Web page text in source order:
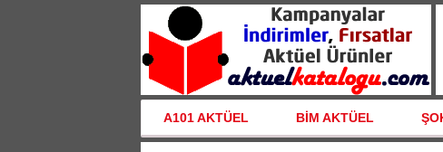
A101 AKTÜEL BİM AKTÜEL